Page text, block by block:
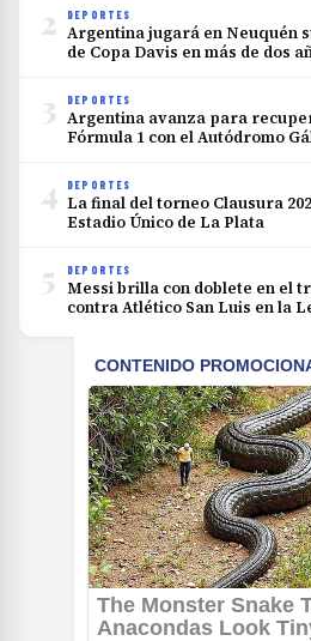
2 DEPORTES
Argentina jugará en Neuquén
de Copa Davis en más de dos
3 DEPORTES
Argentina avanza para
Fórmula 1 con el Autódromo
4 DEPORTES
La final del torneo Clausura
Estadio Único de La Plata
5 DEPORTES
Messi brilla con doblete en el
contra Atlético San Luis en la